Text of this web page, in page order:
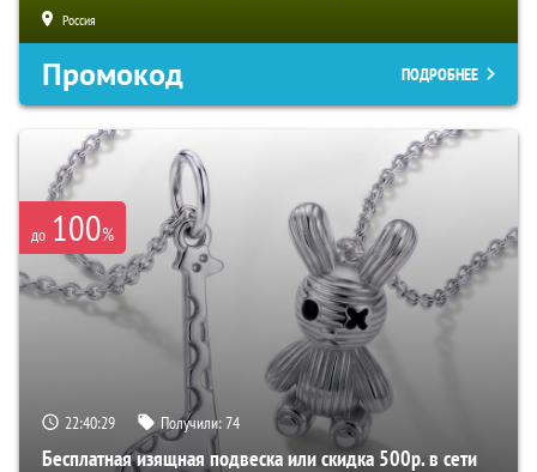
Россия
Промокод ПОДРОБНЕЕ
до 100%
22:40:27 Получили:74
Бесплатная изящная подвеска или скидка 500р. в сети